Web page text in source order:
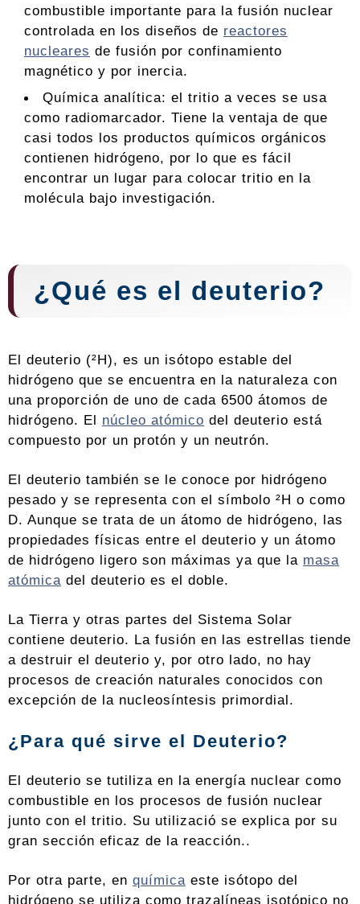
combustible importante para la fusión nuclear
controlada en los diseños de reactores
nucleares de fusión por confinamiento
magnético y por inercia.
Química analítica: el tritio a veces se usa
como radiomarcador. Tiene la ventaja de que
casi todos los productos químicos orgánicos
contienen hidrógeno, por lo que es fácil
encontrar un lugar para colocar tritio en la
molécula bajo investigación.
¿Qué es el deuterio?
El deuterio (²H), es un isótopo estable del
hidrógeno que se encuentra en la naturaleza con
una proporción de uno de cada 6500 átomos de
hidrógeno. El núcleo atómico del deuterio está
compuesto por un protón y un neutrón.
El deuterio también se le conoce por hidrógeno
pesado y se representa con el símbolo ²H o como
D. Aunque se trata de un átomo de hidrógeno, las
propiedades físicas entre el deuterio y un átomo
de hidrógeno ligero son máximas ya que la masa
atómica del deuterio es el doble.
La Tierra y otras partes del Sistema Solar
contiene deuterio. La fusión en las estrellas tiende
a destruir el deuterio y, por otro lado, no hay
procesos de creación naturales conocidos con
excepción de la nucleosíntesis primordial.
¿Para qué sirve el Deuterio?
El deuterio se tutiliza en la energía nuclear como
combustible en los procesos de fusión nuclear
junto con el tritio. Su utilizació se explica por su
gran sección eficaz de la reacción..
Por otra parte, en química este isótopo del
hidrógeno se utiliza como trazalíneas isotópico no